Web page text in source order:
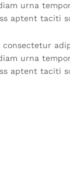
urna
aptent taciti
urna
aptent taciti